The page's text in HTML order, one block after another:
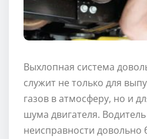
Выхлопная система
служит не только для
газов в атмосферу, но и
шума двигателя. Водитель
неисправности довольно